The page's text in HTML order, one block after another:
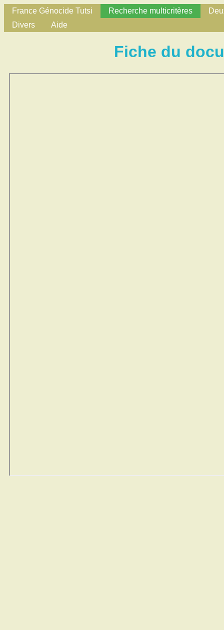
France Génocide Tutsi Recherche multicritères
Divers
Aide
Fiche du